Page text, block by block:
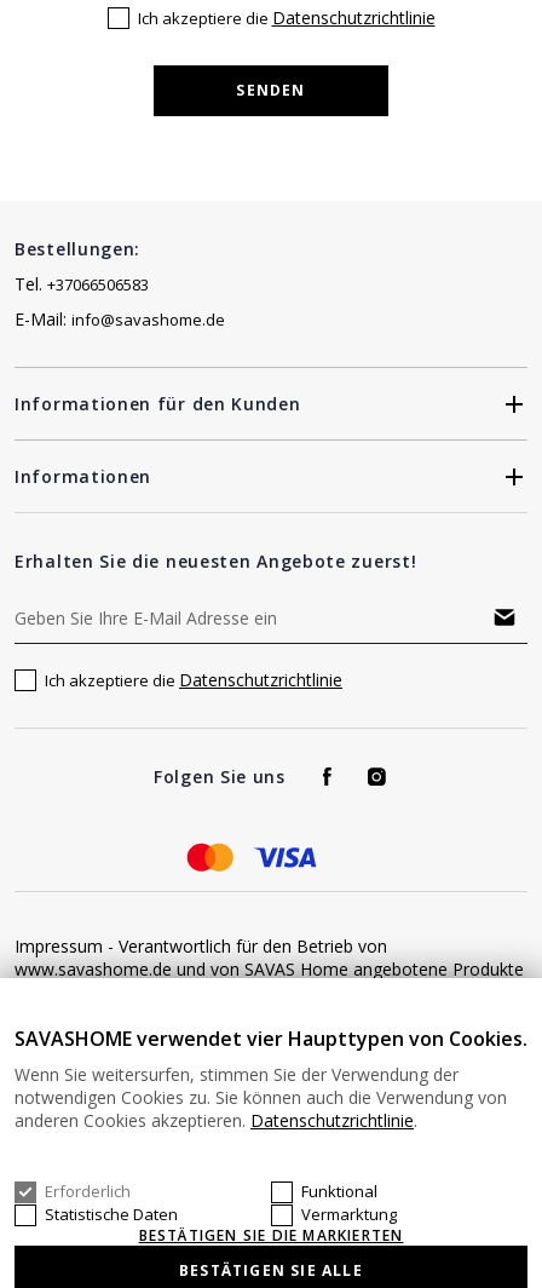
Ich akzeptiere die Datenschutzrichtlinie
SENDEN
Bestellungen:
Tel. +37066506583
E-Mail: info@savashome.de
Informationen für den Kunden
Informationen
Erhalten Sie die neuesten Angebote zuerst!
Ich akzeptiere die Datenschutzrichtlinie
Folgen Sie uns
Impressum - Verantwortlich für den Betrieb von
www.savashome.de und von SAVAS Home angebotene Produkte
senden Sie keine Waren ohne vorherige Bestätigung an diese
diesem Link: https://www.savashome.de/rueckgabebedingungen-
fuer-waren Gerne können Sie sich mit uns in Verbindung setzen:
Montag − Freitag: 08:00−16:00 Uhr E-Mail: Info@savashome.de
© 2026 SAVASHOME Alle Rechte vorbehalten.
SAVASHOME verwendet vier Haupttypen von Cookies.
Wenn Sie weitersurfen, stimmen Sie der Verwendung der
notwendigen Cookies zu. Sie können auch die Verwendung von
anderen Cookies akzeptieren. Datenschutzrichtlinie.
Erforderlich
Funktional
Statistische Daten
Vermarktung
BESTÄTIGEN SIE DIE MARKIERTEN
BESTÄTIGEN SIE ALLE